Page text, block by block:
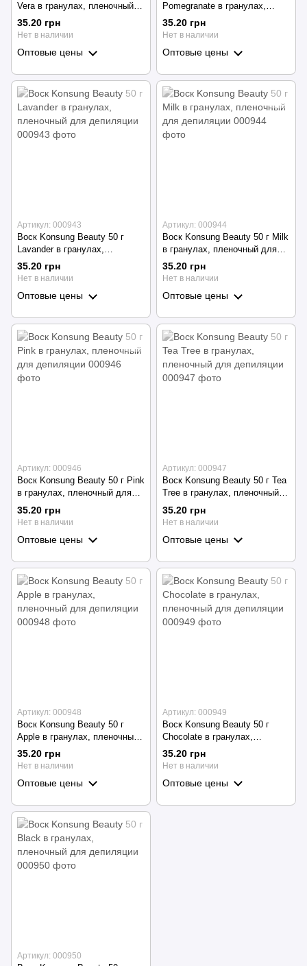
Vera в гранулах, пленочный
для депиляции
35.20 грн
Нет в наличии
Оптовые цены
Pomegranate в гранулах,
пленочный для депиляции
35.20 грн
Нет в наличии
Оптовые цены
Артикул: 000943
Воск Konsung Beauty 50 г
Lavander в гранулах,
пленочный для депиляции
35.20 грн
Нет в наличии
Оптовые цены
Артикул: 000944
Воск Konsung Beauty 50 г Milk
в гранулах, пленочный для
депиляции
35.20 грн
Нет в наличии
Оптовые цены
Артикул: 000946
Воск Konsung Beauty 50 г Pink
в гранулах, пленочный для
депиляции
35.20 грн
Нет в наличии
Оптовые цены
Артикул: 000947
Воск Konsung Beauty 50 г Tea
Tree в гранулах, пленочный
для депиляции
35.20 грн
Нет в наличии
Оптовые цены
Артикул: 000948
Воск Konsung Beauty 50 г
Apple в гранулах, пленочный
для депиляции
35.20 грн
Нет в наличии
Оптовые цены
Артикул: 000949
Воск Konsung Beauty 50 г
Chocolate в гранулах,
пленочный для депиляции
35.20 грн
Нет в наличии
Оптовые цены
Артикул: 000950